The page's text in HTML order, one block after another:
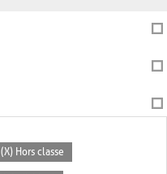
(X) Hors classe